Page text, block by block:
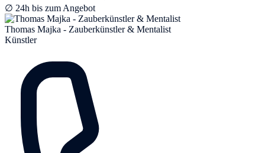
∅ 24h bis zum Angebot
Thomas Majka - Zauberkünstler & Mentalist
Künstler